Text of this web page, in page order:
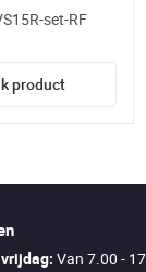
set-RF
product
Van 7.00 -